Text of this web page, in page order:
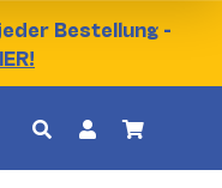
Bestellung -